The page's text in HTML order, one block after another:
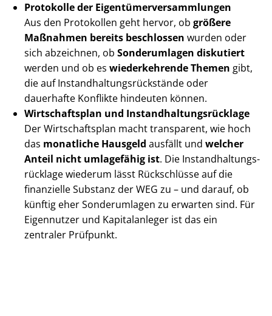
Protokolle der Ei­gen­tü­mer­ver­samm­lun­gen
Aus den Protokollen geht hervor, ob größere
Maßnahmen bereits beschlossen wurden oder
sich abzeichnen, ob Sonderumlagen diskutiert
werden und ob es wiederkehrende Themen gibt,
die auf In­stand­hal­tungs­rück­stän­de oder
dauerhafte Konflikte hindeuten können.
Wirtschaftsplan und In­stand­hal­tungs­rück­la­ge
Der Wirtschaftsplan macht transparent, wie hoch
das monatliche Hausgeld ausfällt und welcher
Anteil nicht umlagefähig ist. Die In­stand­hal­tungs­
rück­la­ge wiederum lässt Rückschlüsse auf die
finanzielle Substanz der WEG zu – und darauf, ob
künftig eher Sonderumlagen zu erwarten sind. Für
Eigennutzer und Kapitalanleger ist das ein
zentraler Prüfpunkt.